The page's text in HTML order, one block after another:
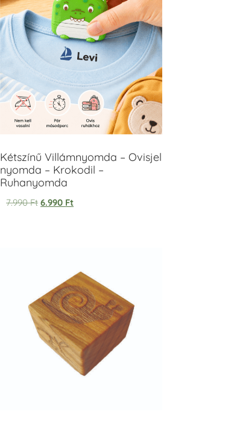
Kétszínű Villámnyomda – Ovisjel
nyomda – Krokodil –
Ruhanyomda
7.990Ft 6.990 Ft